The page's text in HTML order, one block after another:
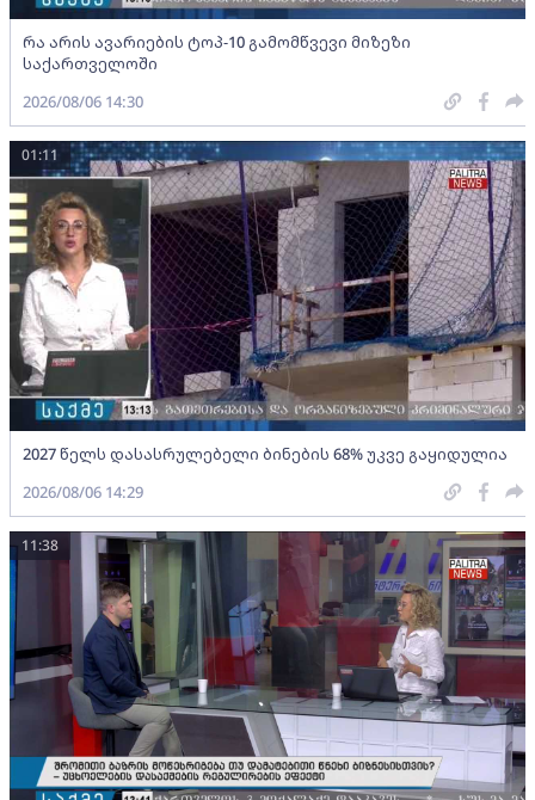
რა არის ავარიების ტოპ-10 გამომწვევი მიზეზი
საქართველოში
2026/08/06 14:30
2027 წელს დასასრულებელი ბინების 68% უკვე გაყიდულია
01:11
2026/08/06 14:29
11:38